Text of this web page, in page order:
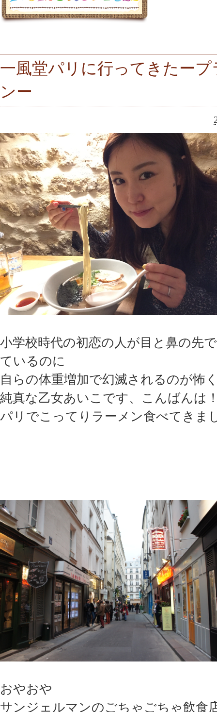
一風堂パリに行ってきたー
ンー
小学校時代の初恋の人が目と鼻の先
ているのに
自らの体重増加で幻滅されるのが怖
純真な乙女あいこです、こんばんは
パリでこってりラーメン食べてきま
おやおや
サンジェルマンのごちゃごちゃ飲食